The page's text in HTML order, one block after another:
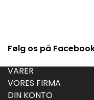
Følg os på
VARER
VORES FIRMA
DIN KONTO